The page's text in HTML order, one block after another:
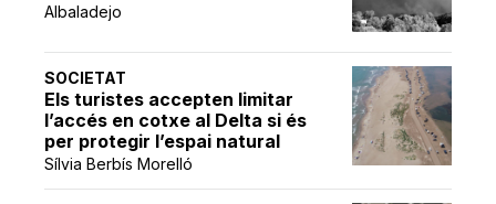
Albaladejo
SOCIETAT
Els turistes accepten limitar
l’accés en cotxe al Delta si és
per protegir l’espai natural
Sílvia Berbís Morelló